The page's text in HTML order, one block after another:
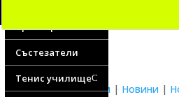
Треньори
Състезатели
Тенис училищеC
Водещи новини | Новини |